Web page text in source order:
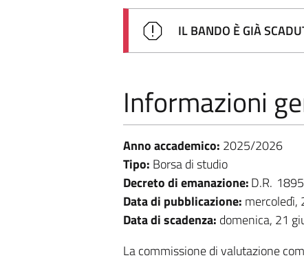
IL BANDO È GIÀ
Informazioni
Anno accademico: 2025/2026
Tipo: Borsa di studio
Decreto di emanazione:D.R. 1895
Data di pubblicazione: mercoledì,
Data di scadenza: domenica, 21
La commissione di valutazione